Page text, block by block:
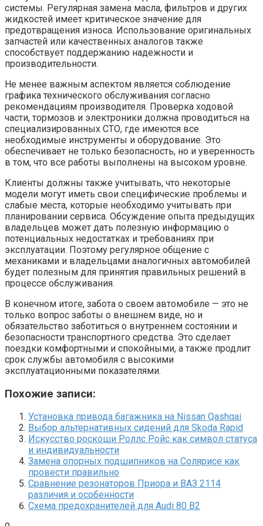
системы. Регулярная замена масла, фильтров и других
жидкостей имеет критическое значение для
предотвращения износа. Использование оригинальных
запчастей или качественных аналогов также
способствует поддержанию надежности и
производительности.
Не менее важным аспектом является соблюдение
графика технического обслуживания согласно
рекомендациям производителя. Проверка ходовой
части, тормозов и электроники должна проводиться на
специализированных СТО, где имеются все
необходимые инструменты и оборудование. Это
обеспечивает не только безопасность, но и уверенность
в том, что все работы выполнены на высоком уровне.
Клиенты должны также учитывать, что некоторые
модели могут иметь свои специфические проблемы и
слабые места, которые необходимо учитывать при
планировании сервиса. Обсуждение опыта предыдущих
владельцев может дать полезную информацию о
потенциальных недостатках и требованиях при
эксплуатации. Поэтому регулярное общение с
механиками и владельцами аналогичных автомобилей
будет полезным для принятия правильных решений в
процессе обслуживания.
В конечном итоге, забота о своем автомобиле — это не
только вопрос заботы о внешнем виде, но и
обязательство заботиться о внутреннем состоянии и
безопасности транспортного средства. Это сделает
поездки комфортными и спокойными, а также продлит
срок службы автомобиля с высокими
эксплуатационными показателями.
Похожие записи:
Установка привода багажника на Nissan Qashqai
Выбор альтернативных сидений для Skoda Rapid
Искусство роскоши Роллс Ройс как символ статуса
и индивидуальности
Замена опорных подшипников на Солярисе как
провести правильно
Сравнение резонаторов Приора и ВАЗ 2114
различия и особенности
Схема предохранителей для Audi 80 B2